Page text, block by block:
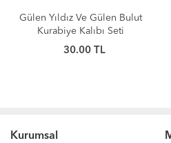
Gülen Yıldız Ve Gülen Bulut
Kurabiye Kalıbı Seti
30.00 TL
Kurumsal